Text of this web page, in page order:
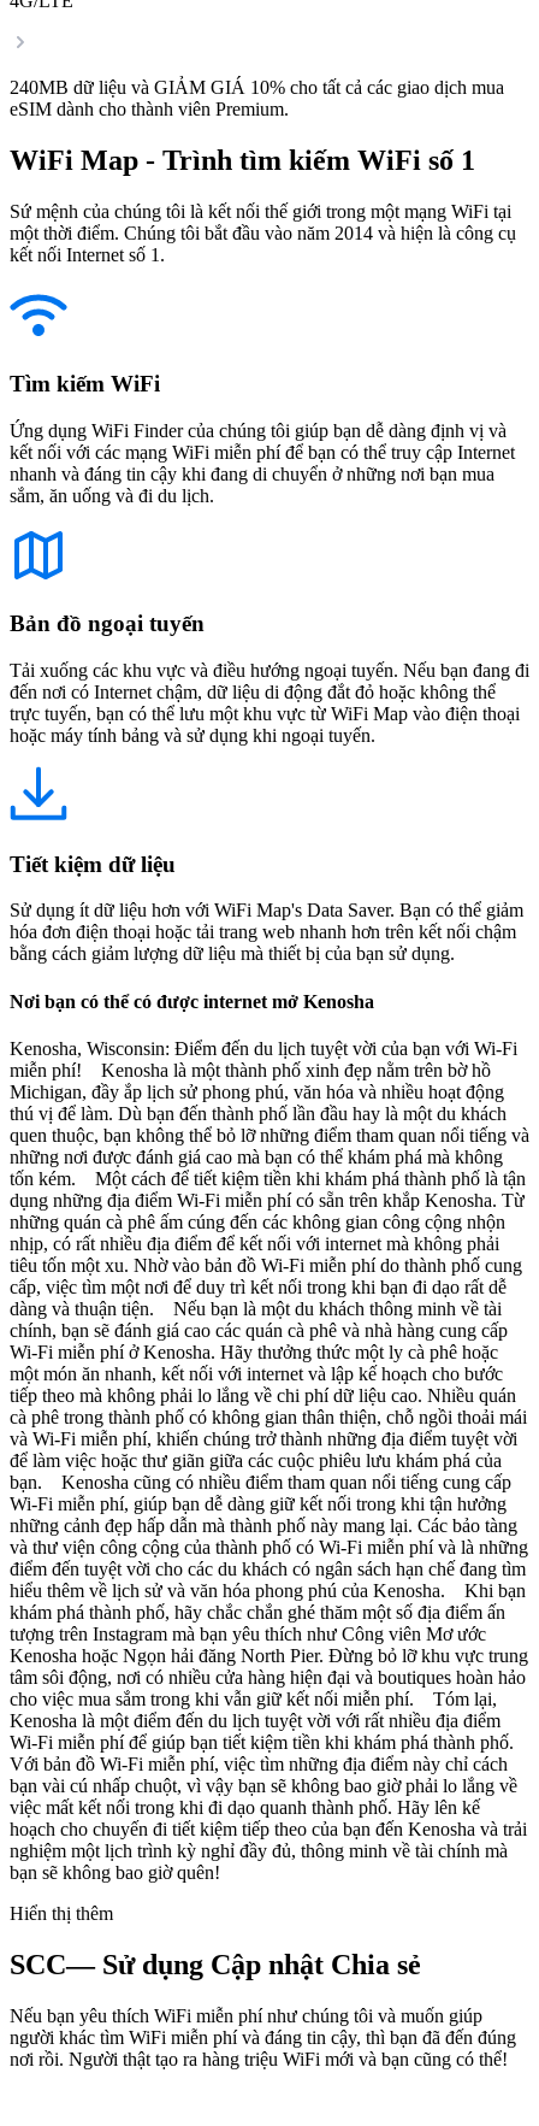
240MB dữ liệu và GIẢM GIÁ 10% cho tất cả các giao dịch mua
eSIM dành cho thành viên Premium.
WiFi Map - Trình tìm kiếm WiFi số 1
Sứ mệnh của chúng tôi là kết nối thế giới trong một mạng WiFi tại
một thời điểm. Chúng tôi bắt đầu vào năm 2014 và hiện là công cụ
kết nối Internet số 1.
Tìm kiếm WiFi
Ứng dụng WiFi Finder của chúng tôi giúp bạn dễ dàng định vị và
kết nối với các mạng WiFi miễn phí để bạn có thể truy cập Internet
nhanh và đáng tin cậy khi đang di chuyển ở những nơi bạn mua
sắm, ăn uống và đi du lịch.
Bản đồ ngoại tuyến
Tải xuống các khu vực và điều hướng ngoại tuyến. Nếu bạn đang đi
đến nơi có Internet chậm, dữ liệu di động đắt đỏ hoặc không thể
trực tuyến, bạn có thể lưu một khu vực từ WiFi Map vào điện thoại
hoặc máy tính bảng và sử dụng khi ngoại tuyến.
Tiết kiệm dữ liệu
Sử dụng ít dữ liệu hơn với WiFi Map's Data Saver. Bạn có thể giảm
hóa đơn điện thoại hoặc tải trang web nhanh hơn trên kết nối chậm
bằng cách giảm lượng dữ liệu mà thiết bị của bạn sử dụng.
Nơi bạn có thể có được internet mở Kenosha
Kenosha, Wisconsin: Điểm đến du lịch tuyệt vời của bạn với Wi-Fi
miễn phí! Kenosha là một thành phố xinh đẹp nằm trên bờ hồ
Michigan, đầy ắp lịch sử phong phú, văn hóa và nhiều hoạt động
thú vị để làm. Dù bạn đến thành phố lần đầu hay là một du khách
quen thuộc, bạn không thể bỏ lỡ những điểm tham quan nổi tiếng và
những nơi được đánh giá cao mà bạn có thể khám phá mà không
tốn kém. Một cách để tiết kiệm tiền khi khám phá thành phố là tận
dụng những địa điểm Wi-Fi miễn phí có sẵn trên khắp Kenosha. Từ
những quán cà phê ấm cúng đến các không gian công cộng nhộn
nhịp, có rất nhiều địa điểm để kết nối với internet mà không phải
tiêu tốn một xu. Nhờ vào bản đồ Wi-Fi miễn phí do thành phố cung
cấp, việc tìm một nơi để duy trì kết nối trong khi bạn đi dạo rất dễ
dàng và thuận tiện. Nếu bạn là một du khách thông minh về tài
chính, bạn sẽ đánh giá cao các quán cà phê và nhà hàng cung cấp
Wi-Fi miễn phí ở Kenosha. Hãy thưởng thức một ly cà phê hoặc
một món ăn nhanh, kết nối với internet và lập kế hoạch cho bước
tiếp theo mà không phải lo lắng về chi phí dữ liệu cao. Nhiều quán
cà phê trong thành phố có không gian thân thiện, chỗ ngồi thoải mái
và Wi-Fi miễn phí, khiến chúng trở thành những địa điểm tuyệt vời
để làm việc hoặc thư giãn giữa các cuộc phiêu lưu khám phá của
bạn. Kenosha cũng có nhiều điểm tham quan nổi tiếng cung cấp
Wi-Fi miễn phí, giúp bạn dễ dàng giữ kết nối trong khi tận hưởng
những cảnh đẹp hấp dẫn mà thành phố này mang lại. Các bảo tàng
và thư viện công cộng của thành phố có Wi-Fi miễn phí và là những
điểm đến tuyệt vời cho các du khách có ngân sách hạn chế đang tìm
hiểu thêm về lịch sử và văn hóa phong phú của Kenosha. Khi bạn
khám phá thành phố, hãy chắc chắn ghé thăm một số địa điểm ấn
tượng trên Instagram mà bạn yêu thích như Công viên Mơ ước
Kenosha hoặc Ngọn hải đăng North Pier. Đừng bỏ lỡ khu vực trung
tâm sôi động, nơi có nhiều cửa hàng hiện đại và boutiques hoàn hảo
cho việc mua sắm trong khi vẫn giữ kết nối miễn phí. Tóm lại,
Kenosha là một điểm đến du lịch tuyệt vời với rất nhiều địa điểm
Wi-Fi miễn phí để giúp bạn tiết kiệm tiền khi khám phá thành phố.
Với bản đồ Wi-Fi miễn phí, việc tìm những địa điểm này chỉ cách
bạn vài cú nhấp chuột, vì vậy bạn sẽ không bao giờ phải lo lắng về
việc mất kết nối trong khi đi dạo quanh thành phố. Hãy lên kế
hoạch cho chuyến đi tiết kiệm tiếp theo của bạn đến Kenosha và trải
nghiệm một lịch trình kỳ nghỉ đầy đủ, thông minh về tài chính mà
bạn sẽ không bao giờ quên!
Hiển thị thêm
SCC— Sử dụng Cập nhật Chia sẻ
Nếu bạn yêu thích WiFi miễn phí như chúng tôi và muốn giúp
người khác tìm WiFi miễn phí và đáng tin cậy, thì bạn đã đến đúng
nơi rồi. Người thật tạo ra hàng triệu WiFi mới và bạn cũng có thể!